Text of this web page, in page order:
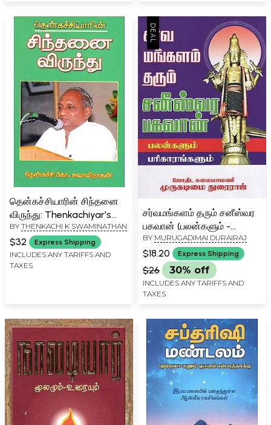
தென்கச்சியாரின் சிந்தனை
விருந்து: Thenkachiyar's
Thoughts (Tamil)
BY THENKACHI K SWAMINATHAN
$32 Express Shipping
INCLUDES ANY TARIFFS AND
TAXES
சர்வமங்களம் தரும் சனீஸ்வர
பகவான் (பலன்களும் -
பரிகாரங்களும்):
Saneeswara Bhagwan-
Benefits and Remedial
Measures (Tamil)
BY MURUGADIMAI DURAIRAJ
$18.20 Express Shipping
$26 30% off
INCLUDES ANY TARIFFS AND
TAXES